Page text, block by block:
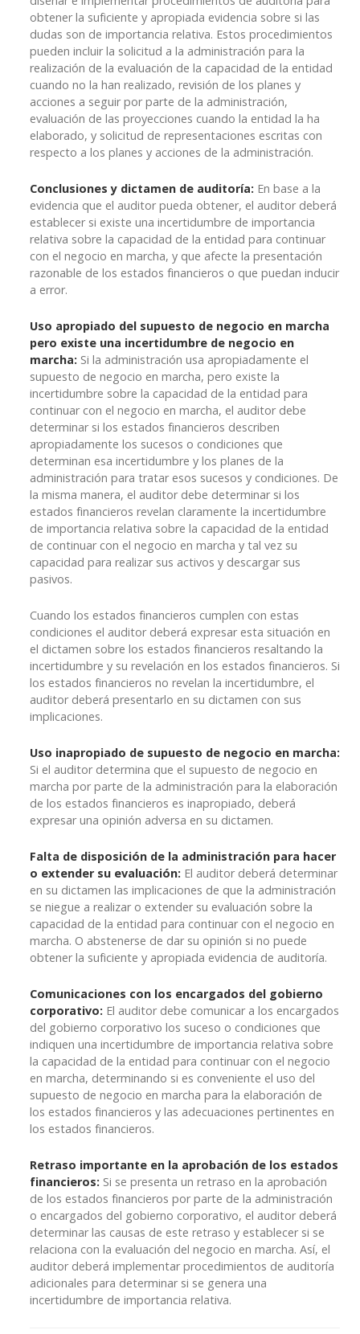
obtener la suficiente y apropiada evidencia sobre si las
dudas son de importancia relativa. Estos procedimientos
pueden incluir la solicitud a la administración para la
realización de la evaluación de la capacidad de la entidad
cuando no la han realizado, revisión de los planes y
acciones a seguir por parte de la administración,
evaluación de las proyecciones cuando la entidad la ha
elaborado, y solicitud de representaciones escritas con
respecto a los planes y acciones de la administración.
Conclusiones y dictamen de auditoría: En base a la
evidencia que el auditor pueda obtener, el auditor deberá
establecer si existe una incertidumbre de importancia
relativa sobre la capacidad de la entidad para continuar
con el negocio en marcha, y que afecte la presentación
razonable de los estados financieros o que puedan inducir
a error.
Uso apropiado del supuesto de negocio en marcha
pero existe una incertidumbre de negocio en
marcha: Si la administración usa apropiadamente el
supuesto de negocio en marcha, pero existe la
incertidumbre sobre la capacidad de la entidad para
continuar con el negocio en marcha, el auditor debe
determinar si los estados financieros describen
apropiadamente los sucesos o condiciones que
determinan esa incertidumbre y los planes de la
administración para tratar esos sucesos y condiciones. De
la misma manera, el auditor debe determinar si los
estados financieros revelan claramente la incertidumbre
de importancia relativa sobre la capacidad de la entidad
de continuar con el negocio en marcha y tal vez su
capacidad para realizar sus activos y descargar sus
pasivos.
Cuando los estados financieros cumplen con estas
condiciones el auditor deberá expresar esta situación en
el dictamen sobre los estados financieros resaltando la
incertidumbre y su revelación en los estados financieros. Si
los estados financieros no revelan la incertidumbre, el
auditor deberá presentarlo en su dictamen con sus
implicaciones.
Uso inapropiado de supuesto de negocio en marcha:
Si el auditor determina que el supuesto de negocio en
marcha por parte de la administración para la elaboración
de los estados financieros es inapropiado, deberá
expresar una opinión adversa en su dictamen.
Falta de disposición de la administración para hacer
o extender su evaluación: El auditor deberá determinar
en su dictamen las implicaciones de que la administración
se niegue a realizar o extender su evaluación sobre la
capacidad de la entidad para continuar con el negocio en
marcha. O abstenerse de dar su opinión si no puede
obtener la suficiente y apropiada evidencia de auditoría.
Comunicaciones con los encargados del gobierno
corporativo: El auditor debe comunicar a los encargados
del gobierno corporativo los suceso o condiciones que
indiquen una incertidumbre de importancia relativa sobre
la capacidad de la entidad para continuar con el negocio
en marcha, determinando si es conveniente el uso del
supuesto de negocio en marcha para la elaboración de
los estados financieros y las adecuaciones pertinentes en
los estados financieros.
Retraso importante en la aprobación de los estados
financieros: Si se presenta un retraso en la aprobación
de los estados financieros por parte de la administración
o encargados del gobierno corporativo, el auditor deberá
determinar las causas de este retraso y establecer si se
relaciona con la evaluación del negocio en marcha. Así, el
auditor deberá implementar procedimientos de auditoría
adicionales para determinar si se genera una
incertidumbre de importancia relativa.